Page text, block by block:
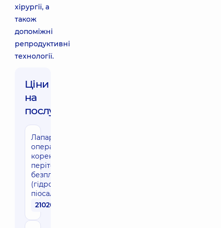
хірургії, а
також
допоміжні
репродуктивні
технології.
Ціни
на
послуги:
Лапароскопічна
операція для
корекції трубно-
перітонеального
безпліддя
(гідросальпінкс,
піосальпінкс)
21020 грн